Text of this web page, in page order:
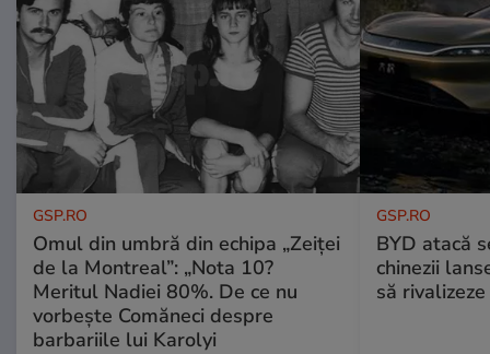
GSP.RO
Omul din umbră din echipa „Zeiței
de la Montreal”: „Nota 10?
Meritul Nadiei 80%. De ce nu
vorbește Comăneci despre
barbariile lui Karolyi
GSP.RO
BYD atacă
chinezii
să